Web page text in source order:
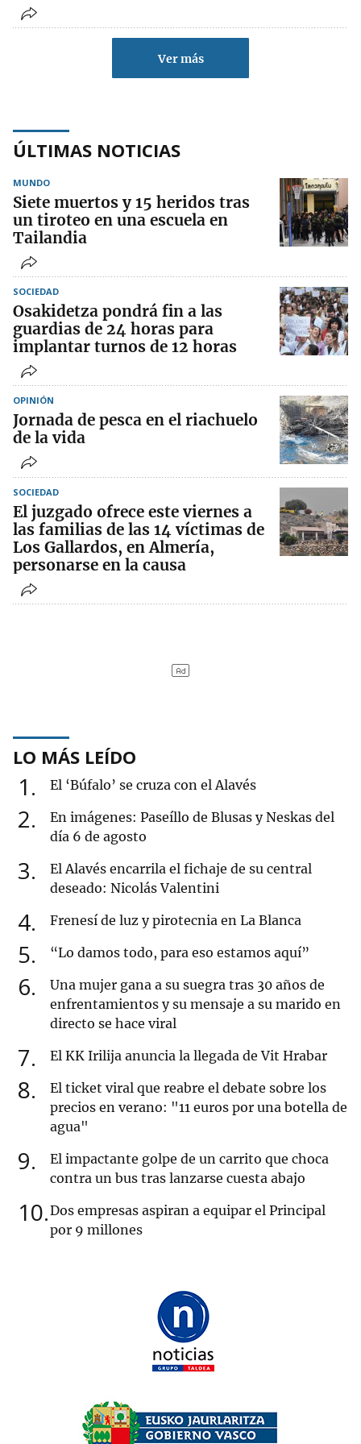
Ver más
ÚLTIMAS NOTICIAS
MUNDO
Siete muertos y 15 heridos tras
un tiroteo en una escuela en
Tailandia
SOCIEDAD
Osakidetza pondrá fin a las
guardias de 24 horas para
implantar turnos de 12 horas
OPINIÓN
Jornada de pesca en el riachuelo
de la vida
SOCIEDAD
El juzgado ofrece este viernes a
las familias de las 14 víctimas de
Los Gallardos, en Almería,
personarse en la causa
LO MÁS LEÍDO
1 El ‘Búfalo’ se cruza con el Alavés
2
En imágenes: Paseíllo de Blusas y Neskas del
día 6 de agosto
3
El Alavés encarrila el fichaje de su central
deseado: Nicolás Valentini
4 Frenesí de luz y pirotecnia en La Blanca
5 “Lo damos todo, para eso estamos aquí”
6
Una mujer gana a su suegra tras 30 años de
enfrentamientos y su mensaje a su marido en
directo se hace viral
7 El KK Irilija anuncia la llegada de Vit Hrabar
8
El ticket viral que reabre el debate sobre los
precios en verano: "11 euros por una botella de
agua"
9
El impactante golpe de un carrito que choca
contra un bus tras lanzarse cuesta abajo
10 Dos empresas aspiran a equipar el Principal
por 9 millones